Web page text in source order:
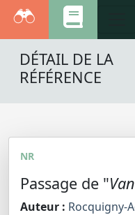
DÉTAIL DE LA
RÉFÉRENCE
NR
Passage de "
Auteur : Rocquigny-